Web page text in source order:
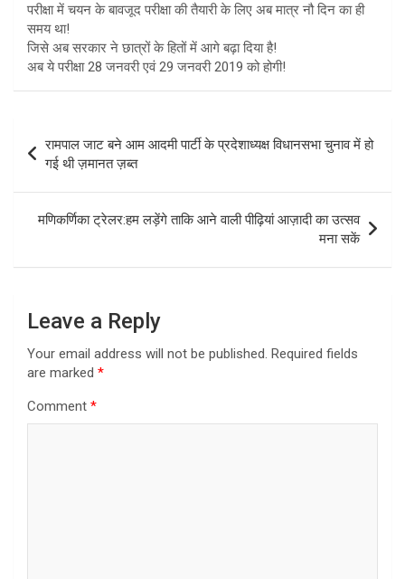
परीक्षा में चयन के बावजूद परीक्षा की तैयारी के लिए अब मात्र नौ दिन का ही
समय था!
जिसे अब सरकार ने छात्रों के हितों में आगे बढ़ा दिया है!
अब ये परीक्षा 28 जनवरी एवं 29 जनवरी 2019 को होगी!
navigation
रामपाल जाट बने आम आदमी पार्टी के प्रदेशाध्यक्ष विधानसभा चुनाव में हो
गई थी ज़मानत ज़ब्त
मणिकर्णिका ट्रेलर:हम लड़ेंगे ताकि आने वाली पीढ़ियां आज़ादी का उत्सव
मना सकें
Leave a Reply
Your email address will not be published. Required fields
are marked *
Comment *